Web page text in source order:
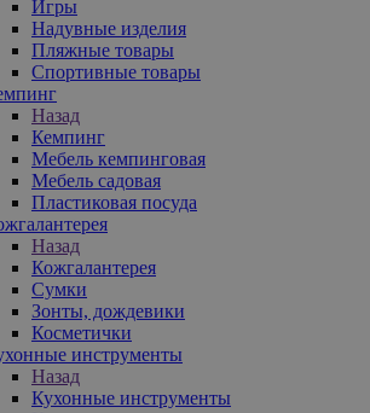
Игры
Надувные изделия
Пляжные товары
Спортивные товары
Назад
Кемпинг
Мебель кемпинговая
Мебель садовая
Пластиковая посуда
Назад
Кожгалантерея
Сумки
Зонты, дождевики
Косметички
инструменты
Назад
Кухонные инструменты